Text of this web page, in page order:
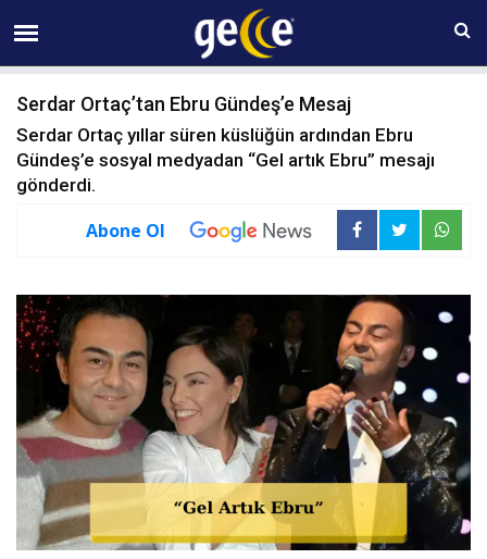
07 AĞUSTOS Cuma 06:19
Serdar Ortaç’tan Ebru Gündeş’e Mesaj
Serdar Ortaç yıllar süren küslüğün ardından Ebru
Gündeş’e sosyal medyadan “Gel artık Ebru” mesajı
gönderdi.
Abone Ol